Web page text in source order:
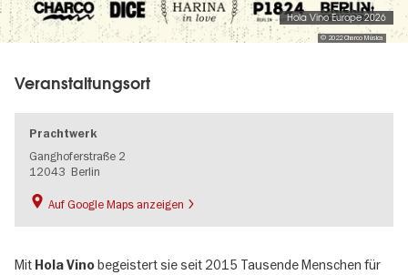
© 2022 Charco Música
Hola Vino Europe 2026
Veranstaltungsort
Prachtwerk
Ganghoferstraße 2
12043 Berlin
Auf Google Maps anzeigen
Mit Hola Vinobegeistert sie seit 2015 Tausende Menschen für